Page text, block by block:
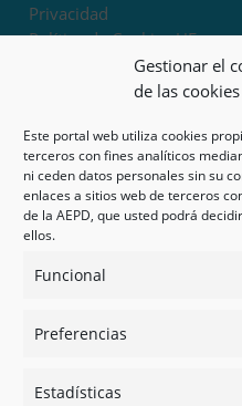
Gestionar el
de las cookies
Este portal web utiliza cookies
terceros con fines analíticos
ni ceden datos personales sin su
enlaces a sitios web de terceros
de la AEPD, que usted podrá
ellos.
Funcional
Preferencias
Estadísticas
Privacidad
Política de Cookies UE
Términos y condiciones
Exoneración de
Mapa del sitio
Mi cuenta
Tienda
Psicología en Murcia
Guías
Redes sociales
Instagram